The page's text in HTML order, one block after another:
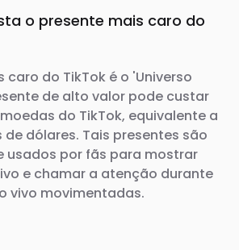
o presente mais caro do
caro do TikTok é o 'Universo
de alto valor pode custar
do TikTok, equivalente a
dólares. Tais presentes são
usados ​​por fãs para mostrar
e chamar a atenção durante
vivo movimentadas.